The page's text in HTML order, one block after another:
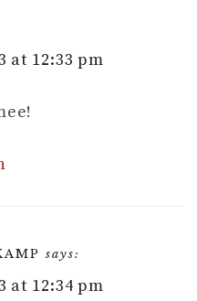
at 12:33 pm
says:
at 12:34 pm